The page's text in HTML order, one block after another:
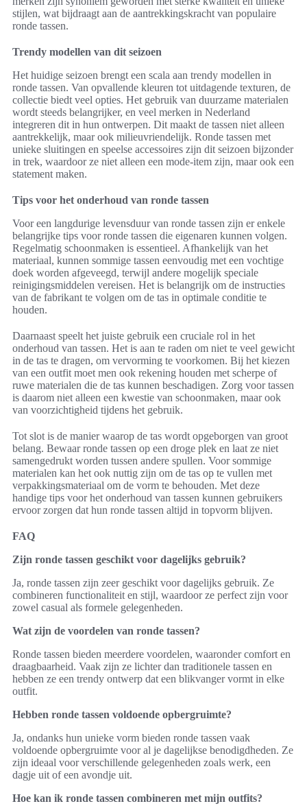
stijlen, wat bijdraagt aan de aantrekkingskracht van populaire
ronde tassen.
Trendy modellen van dit seizoen
Het huidige seizoen brengt een scala aan trendy modellen in
ronde tassen. Van opvallende kleuren tot uitdagende texturen, de
collectie biedt veel opties. Het gebruik van duurzame materialen
wordt steeds belangrijker, en veel merken in Nederland
integreren dit in hun ontwerpen. Dit maakt de tassen niet alleen
aantrekkelijk, maar ook milieuvriendelijk. Ronde tassen met
unieke sluitingen en speelse accessoires zijn dit seizoen bijzonder
in trek, waardoor ze niet alleen een mode-item zijn, maar ook een
statement maken.
Tips voor het onderhoud van ronde tassen
Voor een langdurige levensduur van ronde tassen zijn er enkele
belangrijke tips voor ronde tassen die eigenaren kunnen volgen.
Regelmatig schoonmaken is essentieel. Afhankelijk van het
materiaal, kunnen sommige tassen eenvoudig met een vochtige
doek worden afgeveegd, terwijl andere mogelijk speciale
reinigingsmiddelen vereisen. Het is belangrijk om de instructies
van de fabrikant te volgen om de tas in optimale conditie te
houden.
Daarnaast speelt het juiste gebruik een cruciale rol in het
onderhoud van tassen. Het is aan te raden om niet te veel gewicht
in de tas te dragen, om vervorming te voorkomen. Bij het kiezen
van een outfit moet men ook rekening houden met scherpe of
ruwe materialen die de tas kunnen beschadigen. Zorg voor tassen
is daarom niet alleen een kwestie van schoonmaken, maar ook
van voorzichtigheid tijdens het gebruik.
Tot slot is de manier waarop de tas wordt opgeborgen van groot
belang. Bewaar ronde tassen op een droge plek en laat ze niet
samengedrukt worden tussen andere spullen. Voor sommige
materialen kan het ook nuttig zijn om de tas op te vullen met
verpakkingsmateriaal om de vorm te behouden. Met deze
handige tips voor het onderhoud van tassen kunnen gebruikers
ervoor zorgen dat hun ronde tassen altijd in topvorm blijven.
FAQ
Zijn ronde tassen geschikt voor dagelijks gebruik?
Ja, ronde tassen zijn zeer geschikt voor dagelijks gebruik. Ze
combineren functionaliteit en stijl, waardoor ze perfect zijn voor
zowel casual als formele gelegenheden.
Wat zijn de voordelen van ronde tassen?
Ronde tassen bieden meerdere voordelen, waaronder comfort en
draagbaarheid. Vaak zijn ze lichter dan traditionele tassen en
hebben ze een trendy ontwerp dat een blikvanger vormt in elke
outfit.
Hebben ronde tassen voldoende opbergruimte?
Ja, ondanks hun unieke vorm bieden ronde tassen vaak
voldoende opbergruimte voor al je dagelijkse benodigdheden. Ze
zijn ideaal voor verschillende gelegenheden zoals werk, een
dagje uit of een avondje uit.
Hoe kan ik ronde tassen combineren met mijn outfits?